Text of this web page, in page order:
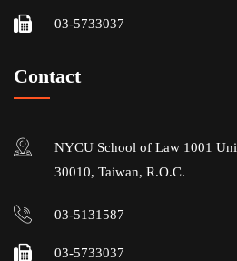
03-5733037
Contact
NYCU School of Law 1001
30010, Taiwan, R.O.C.
03-5131587
03-5733037